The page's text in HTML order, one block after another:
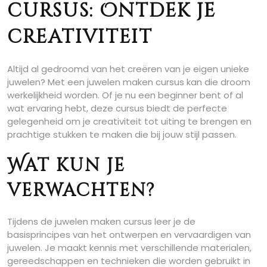
cursus: Ontdek je
creativiteit
Altijd al gedroomd van het creëren van je eigen unieke
juwelen? Met een juwelen maken cursus kan die droom
werkelijkheid worden. Of je nu een beginner bent of al
wat ervaring hebt, deze cursus biedt de perfecte
gelegenheid om je creativiteit tot uiting te brengen en
prachtige stukken te maken die bij jouw stijl passen.
Wat kun je
verwachten?
Tijdens de juwelen maken cursus leer je de
basisprincipes van het ontwerpen en vervaardigen van
juwelen. Je maakt kennis met verschillende materialen,
gereedschappen en technieken die worden gebruikt in